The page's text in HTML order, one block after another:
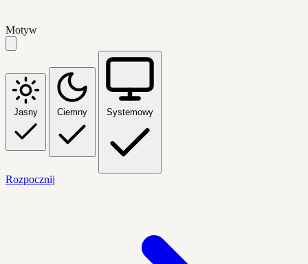
Motyw
Jasny Ciemny Systemowy
Rozpocznij